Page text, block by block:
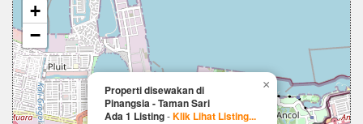
Properti disewakan di
Pinangsia - Taman Sari
Ada 1 Listing-Klik Lihat Listing...
×
+
−